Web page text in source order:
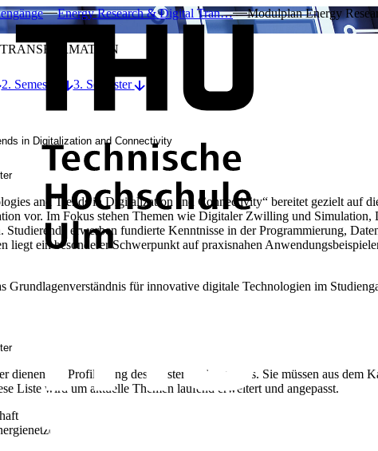
Energy Research & Digital Tran… Modulplan Energy
2. Semester 3. Semester
in Digitalization and Connectivity
and Trends in Digitalization and Connectivity“ bereitet gezielt auf
vor. Im Fokus stehen Themen wie Digitaler Zwilling und Simulation,
Studierende erwerben fundierte Kenntnisse in der Programmierung,
liegt ein besonderer Schwerpunkt auf praxisnahen
Grundlagenverständnis für innovative digitale Technologien im
dienen der Profilierung des Masterstudienganges. Sie müssen aus dem
Liste wird um aktuelle Themen laufend erweitert und angepasst.